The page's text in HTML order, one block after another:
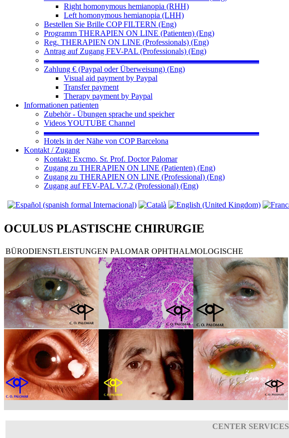
Right homonymous hemianopia (RHH)
Left homonymous hemianopia (LHH)
Bestellen Sie Brille COP FILTERN (Eng)
Programm THERAPIEN ON LINE (Patienten) (Eng)
Reg. THERAPIEN ON LINE (Professionals) (Eng)
Antrag auf Zugang FEV-PAL (Professionals) (Eng)
▬▬▬▬▬▬▬▬▬▬▬▬▬▬▬▬▬▬▬▬▬▬▬▬▬▬▬
Zahlung € (Paypal oder Überweisung) (Eng)
Visual aid payment by Paypal
Transfer payment
Therapy payment by Paypal
Informationen patienten
Zubehör - Übungen sprache und speicher
Videos YOUTUBE Channel
▬▬▬▬▬▬▬▬▬▬▬▬▬▬▬▬▬▬▬▬▬▬▬▬▬▬▬
Hotels in der Nähe von COP Barcelona
Kontakt / Zugang
Kontakt: Excmo. Sr. Prof. Doctor Palomar
Zugang zu THERAPIEN ON LINE (Patienten) (Eng)
Zugang zu THERAPIEN ON LINE (Professional) (Eng)
Zugang auf FEV-PAL V.7.2 (Professional) (Eng)
OCULUS PLASTISCHE CHIRURGIE
BÜRODIENSTLEISTUNGEN PALOMAR OPHTHALMOLOGISCHE
CENTER SERVICES